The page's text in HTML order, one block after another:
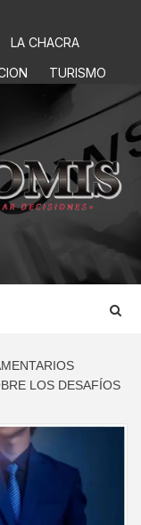
LA CHACRA
TURISMO
LOS DESAFÍOS